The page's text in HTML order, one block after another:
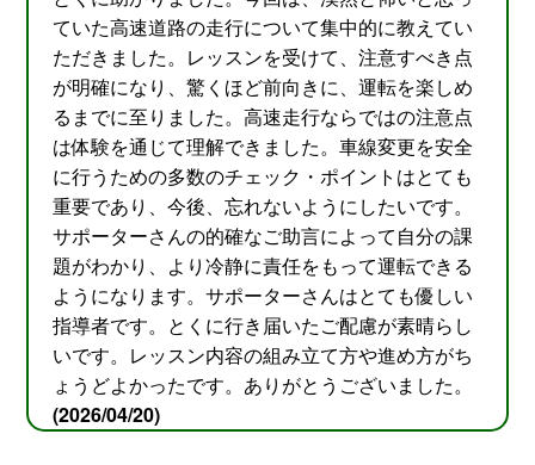
ていた高速道路の走行について集中的に教えてい
ただきました。レッスンを受けて、注意すべき点
が明確になり、驚くほど前向きに、運転を楽しめ
るまでに至りました。高速走行ならではの注意点
は体験を通じて理解できました。車線変更を安全
に行うための多数のチェック・ポイントはとても
重要であり、今後、忘れないようにしたいです。
サポーターさんの的確なご助言によって自分の課
題がわかり、より冷静に責任をもって運転できる
ようになります。サポーターさんはとても優しい
指導者です。とくに行き届いたご配慮が素晴らし
いです。レッスン内容の組み立て方や進め方がち
ょうどよかったです。ありがとうございました。
(2026/04/20)